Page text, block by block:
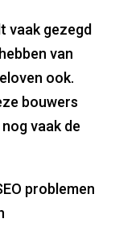
vaak gezegd
van
ook.
bouwers
vaak de
problemen